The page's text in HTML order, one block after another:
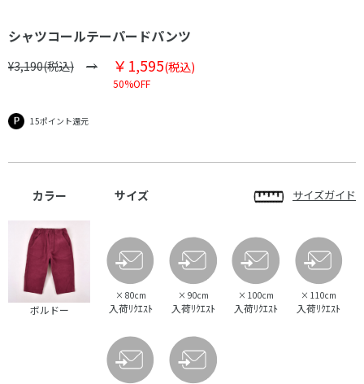
シャツコールテーパードパンツ
¥3,190(税込) ￥1,595(税込)
50%OFF
15ポイント還元
カラー サイズ サイズガイド
ボルドー
× 80cm
入荷ﾘｸｴｽﾄ
× 90cm
入荷ﾘｸｴｽﾄ
× 100cm
入荷ﾘｸｴｽﾄ
× 110cm
入荷ﾘｸｴｽﾄ